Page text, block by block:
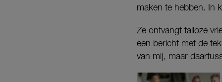
maken te hebben. In
Ze ontvangt talloze
een bericht met de
van mij, maar